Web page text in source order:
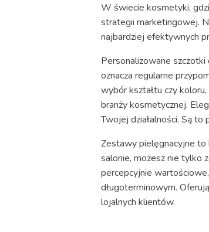
W świecie kosmetyki,
strategii marketingowej.
najbardziej efektywnych
Personalizowane
oznacza regularne
wybór kształtu czy
branży kosmetycznej.
Twojej działalności. Są
Zestawy pielęgnacyjne to
salonie, możesz nie tylko
percepcyjnie
długoterminowym.
lojalnych klientów.